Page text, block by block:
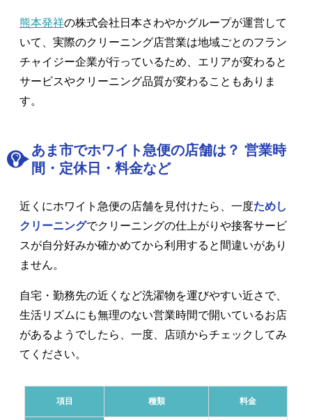
熊本発祥の株式会社日本さわやかグループが運営して
いて、実際のクリーニング店営業は地域ごとのフラン
チャイジー企業が行っているため、エリアが変わると
サービスやクリーニング品質が変わることもありま
す。
あま市でホワイト急便の店舗は？ 営業時
間・定休日・料金など
近くにホワイト急便の店舗を見付けたら、一度ためし
クリーニングでクリーニングの仕上がりや接客サービ
スが自分好みか確かめてから利用すると間違いがあり
ません。
自宅・勤務先の近くなど洗濯物を運びやすい近さで、
生活リズムにも無理のない営業時間で開いているお店
があるようでしたら、一度、店頭からチェックしてみ
てください。
項目 種類 料金